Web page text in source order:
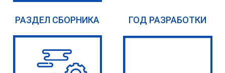
РАЗДЕЛ СБОРНИКА ГОД РАЗРАБОТКИ